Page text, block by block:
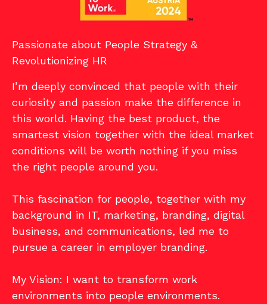
Passionate about People Strategy &
Revolutionizing HR
I’m deeply convinced that people with their
curiosity and passion make the difference in
this world. Having the best product, the
smartest vision together with the ideal market
conditions will be worth nothing if you miss
the right people around you.
This fascination for people, together with my
background in IT, marketing, branding, digital
business, and communications, led me to
pursue a career in employer branding.
My Vision: I want to transform work
environments into people environments.